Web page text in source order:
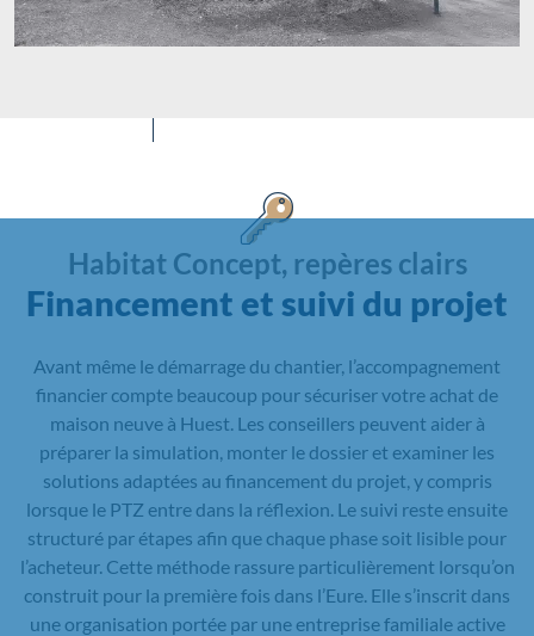
Habitat Concept, repères clairs
Financement et suivi du projet
Avant même le démarrage du chantier, l’accompagnement
financier compte beaucoup pour sécuriser votre achat de
maison neuve à Huest. Les conseillers peuvent aider à
préparer la simulation, monter le dossier et examiner les
solutions adaptées au financement du projet, y compris
lorsque le PTZ entre dans la réflexion. Le suivi reste ensuite
structuré par étapes afin que chaque phase soit lisible pour
l’acheteur. Cette méthode rassure particulièrement lorsqu’on
construit pour la première fois dans l’Eure. Elle s’inscrit dans
une organisation portée par une entreprise familiale active